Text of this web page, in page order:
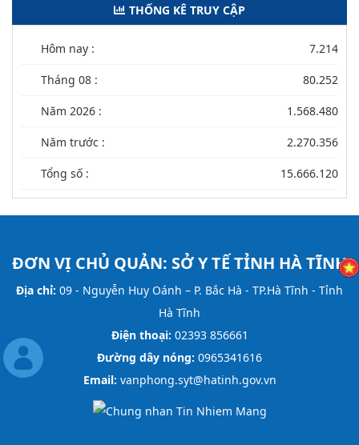
THỐNG KÊ TRUY CẬP
Hôm nay : 7.214
Tháng 08 : 80.252
Năm 2026 : 1.568.480
Năm trước : 2.270.356
Tổng số : 15.666.120
ĐƠN VỊ CHỦ QUẢN: SỞ Y TẾ TỈNH HÀ TĨNH
Địa chỉ: 09 - Nguyễn Huy Oánh – P. Bắc Hà - TP.Hà Tĩnh - Tỉnh
Hà Tĩnh
Điện thoại: 02393 856661
Đường dây nóng: 0965341616
Email: vanphong.syt@hatinh.gov.vn